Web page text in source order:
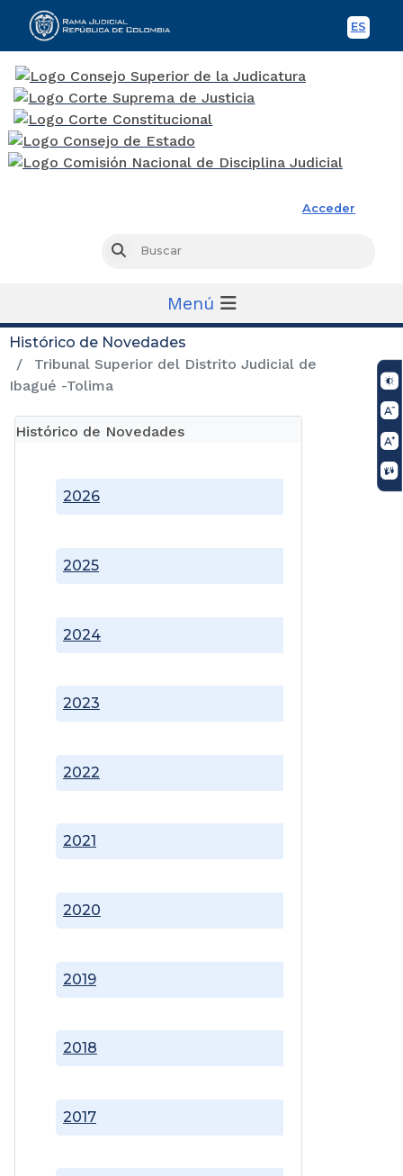
ES
Acceder
Buscar
Menú
Histórico de Novedades
Tribunal Superior del Distrito Judicial de
Ibagué -Tolima
Histórico de Novedades
2017
2018
2019
2020
2021
2022
2023
2024
2025
2026